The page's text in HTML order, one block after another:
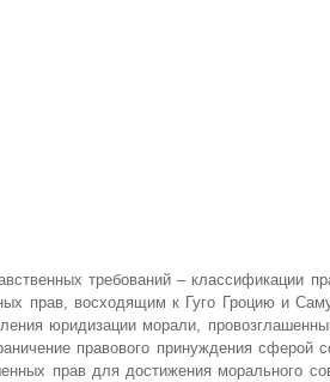
требований – классификации
прав, восходящим к Гуго Гроцию и
юридизации морали,
правового принуждения сферой
прав для достижения морального